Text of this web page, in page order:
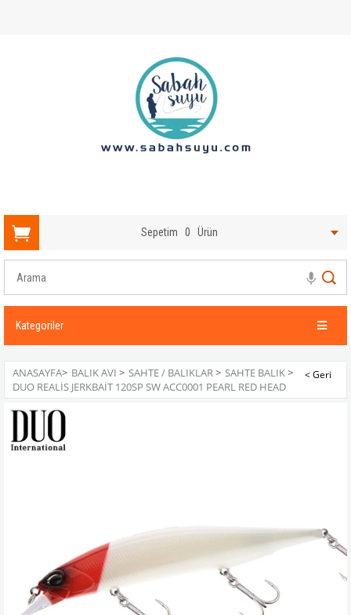
Sepetim 0 Ürün
Kategoriler
ANASAYFA> BALIK AVI > SAHTE / BALIKLAR> SAHTE BALIK>
DUO REALIS JERKBAIT 120SP SW ACC0001 PEARL RED HEAD